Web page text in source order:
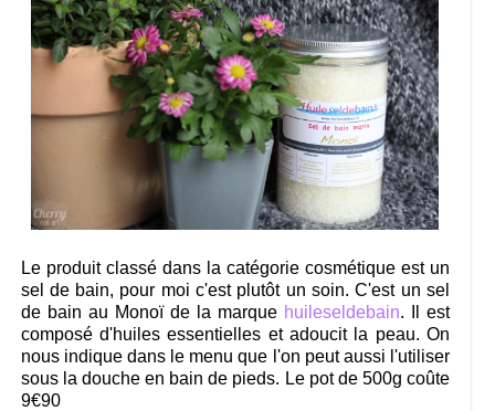
Le produit classé dans la catégorie cosmétique est un
sel de bain, pour moi c'est plutôt un soin. C'est un sel
de bain au Monoï de la marque huileseldebain. Il est
composé d'huiles essentielles et adoucit la peau. On
nous indique dans le menu que l'on peut aussi l'utiliser
sous la douche en bain de pieds. Le pot de 500g coûte
9€90